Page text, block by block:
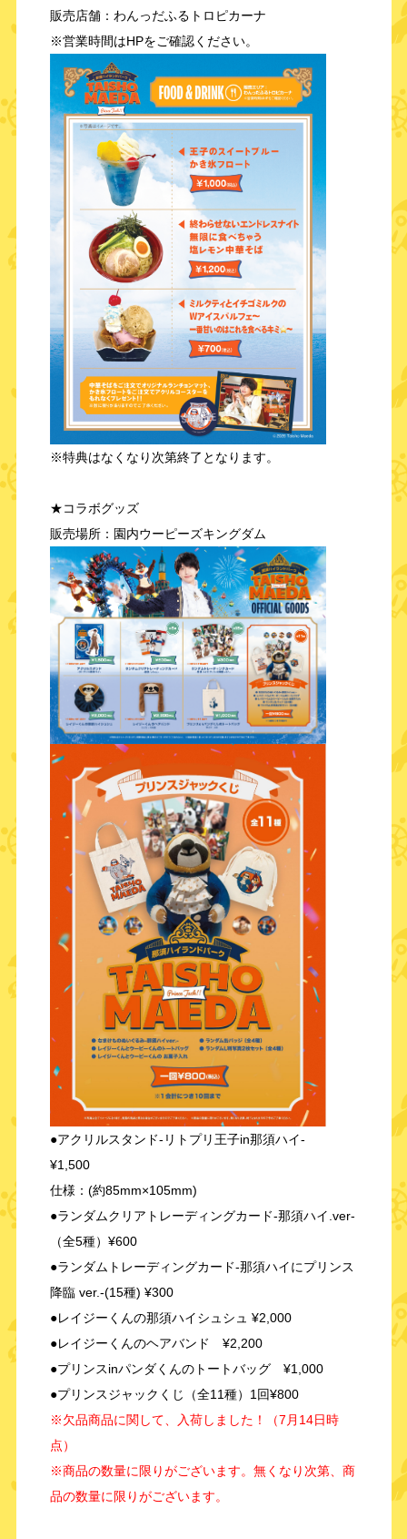
販売店舗：わんっだふるトロピカーナ
※営業時間はHPをご確認ください。
※特典はなくなり次第終了となります。
★コラボグッズ
販売場所：園内ウーピーズキングダム
●アクリルスタンド-リトプリ王子in那須ハイ-
¥1,500
仕様：(約85mm×105mm)
●ランダムクリアトレーディングカード-那須ハイ.ver-
（全5種）¥600
●ランダムトレーディングカード-那須ハイにプリンス
降臨 ver.-(15種) ¥300
●レイジーくんの那須ハイシュシュ ¥2,000
●レイジーくんのヘアバンド ¥2,200
●プリンスinパンダくんのトートバッグ ¥1,000
●プリンスジャックくじ（全11種）1回¥800
※欠品商品に関して、入荷しました！（7月14日時
点）
※商品の数量に限りがございます。無くなり次第、商
品の数量に限りがございます。